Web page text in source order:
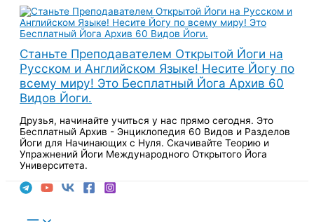
Перейти
содержимому
Станьте Преподавателем Открытой Йоги на
Русском и Английском Языке! Несите Йогу по
всему миру! Это Бесплатный Йога Архив 60
Видов Йоги.
Друзья, начинайте учиться у нас прямо сегодня. Это
Бесплатный Архив - Энциклопедия 60 Видов и Разделов
Йоги для Начинающих с Нуля. Скачивайте Теорию и
Упражнений Йоги Международного Открытого Йога
Университета.
Main